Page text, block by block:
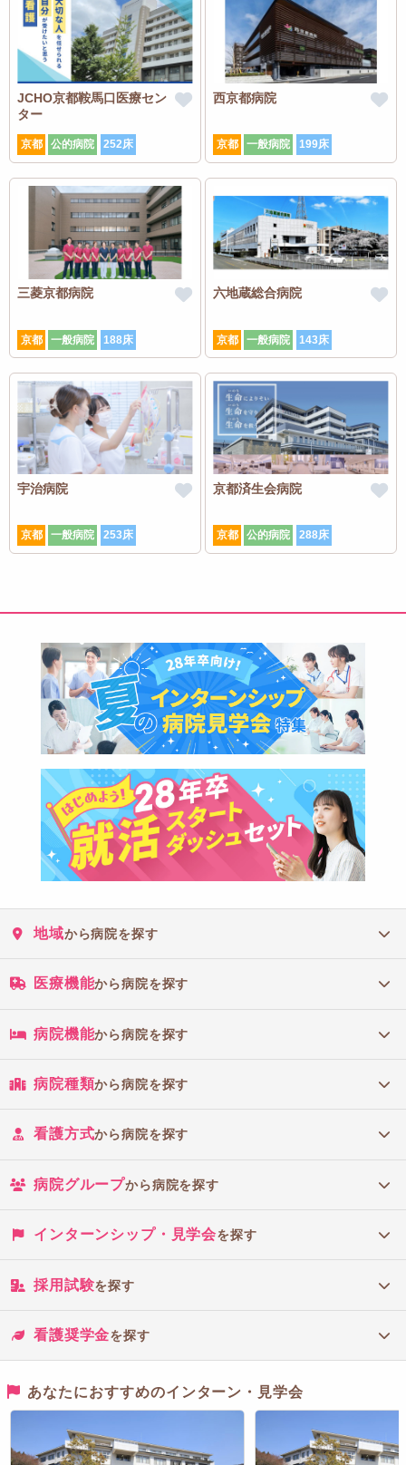
JCHO京都鞍馬口医療セン
ター
京都 公的病院 252床
西京都病院
京都 一般病院 199床
三菱京都病院
京都 一般病院 188床
六地蔵総合病院
京都 一般病院 143床
宇治病院
京都 一般病院 253床
京都済生会病院
京都 公的病院 288床
地域から病院を探す
医療機能から病院を探す
病院機能から病院を探す
病院種類から病院を探す
看護方式から病院を探す
病院グループから病院を探す
インターンシップ・見学会を探す
採用試験を探す
看護奨学金を探す
あなたにおすすめのインターン・見学会